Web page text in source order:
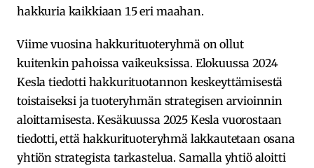
hakkuria kaikkiaan 15 eri maahan.
Viime vuosina hakkurituoteryhmä on ollut
kuitenkin pahoissa vaikeuksissa. Elokuussa 2024
Kesla tiedotti hakkurituotannon keskeyttämisestä
toistaiseksi ja tuoteryhmän strategisen arvioinnin
aloittamisesta. Kesäkuussa 2025 Kesla vuorostaan
tiedotti, että hakkurituoteryhmä lakkautetaan osana
yhtiön strategista tarkastelua. Samalla yhtiö aloitti